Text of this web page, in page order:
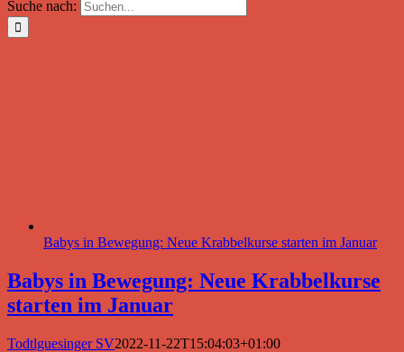
Suche nach:
Babys in Bewegung: Neue Krabbelkurse starten im Januar
Babys in Bewegung: Neue Krabbelkurse
starten im Januar
Todtlguesinger SV2022-11-22T15:04:03+01:00